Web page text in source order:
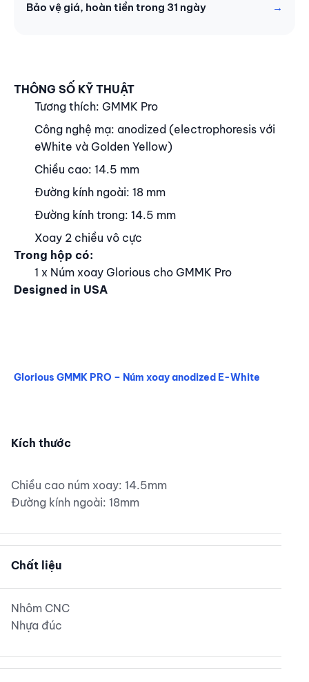
Bảo vệ giá, hoàn tiền trong 31 ngày
Nội dung
THÔNG SỐ KỸ THUẬT
Tương thích: GMMK Pro
Công nghệ mạ: anodized (electrophoresis với
eWhite và Golden Yellow)
Chiều cao: 14.5 mm
Đường kính ngoài: 18 mm
Đường kính trong: 14.5 mm
Xoay 2 chiều vô cực
Trong hộp có:
1 x Núm xoay Glorious cho GMMK Pro
Designed in USA
Glorious GMMK PRO – Núm xoay anodized E-White
Kích thước
Chiều cao núm xoay: 14.5mm
Đường kính ngoài: 18mm
Chất liệu
Nhôm CNC
Nhựa đúc